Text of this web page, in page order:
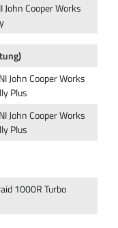
John Cooper Works
John Cooper Works
Plus
John Cooper Works
Plus
1000R Turbo